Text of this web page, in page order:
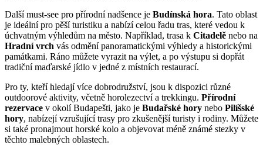
Další must-see pro přírodní nadšence je Budínská hora. Tato oblast
je ideální pro pěší turistiku a nabízí celou řadu tras, které vedou k
úchvatným výhledům na město. Například, trasa k Citadelě nebo na
Hradní vrch vás odmění panoramatickými výhledy a historickými
památkami. Ráno můžete vyrazit na výlet, a po výstupu si dopřát
tradiční maďarské jídlo v jedné z místních restaurací.
Pro ty, kteří hledají více dobrodružství, jsou k dispozici různé
outdoorové aktivity, včetně horolezectví a trekkingu. Přírodní
rezervace v okolí Budapešti, jako je Budařské hory nebo Pilíšské
hory, nabízejí vzrušující trasy pro zkušenější turisty i rodiny. Můžete
si také pronajmout horské kolo a objevovat méně známé stezky v
těchto malebných oblastech.